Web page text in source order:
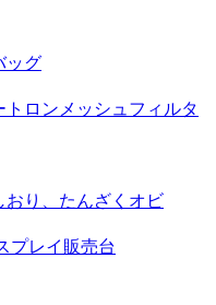
ッグ
メッシュフィルタ
おり、たんざくオビ
プレイ販売台